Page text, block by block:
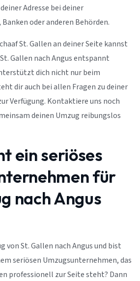
Adresse bei deiner
oder anderen Behörden.
St. Gallen an deiner Seite kannst
Gallen nach Angus entspannt
dich nicht nur beim
dir auch bei allen Fragen zu deiner
Verfügung. Kontaktiere uns noch
deinen Umzug reibungslos
ein seriöses
für
nach Angus
von St. Gallen nach Angus und bist
seriösen Umzugsunternehmen, das
professionell zur Seite steht? Dann